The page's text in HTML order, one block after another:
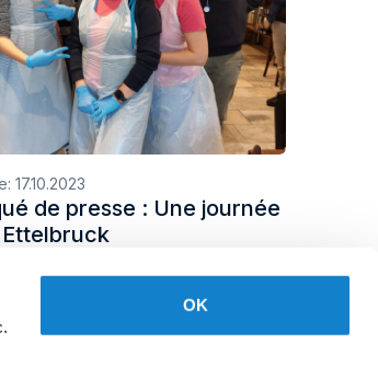
OK
17.10.2023
de presse : Une journée